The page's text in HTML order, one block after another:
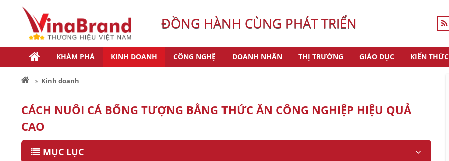
ĐỒNG HÀNH CÙNG PHÁT TRIỂN
KHÁM PHÁ KINH DOANH CÔNG NGHỆ DOANH NHÂN THỊ TRƯỜNG GIÁO DỤC KIẾN THỨC
Kinh doanh
CÁCH NUÔI CÁ BỐNG TƯỢNG BẰNG THỨC ĂN CÔNG NGHIỆP HIỆU QUẢ
CAO
MỤC LỤC